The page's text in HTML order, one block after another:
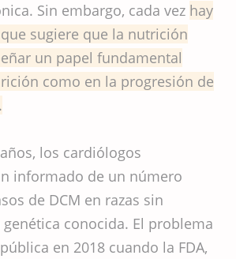
Sin embargo, cada vez hay
sugiere que la nutrición
un papel fundamental
como en la progresión de
los cardiólogos
informado de un número
de DCM en razas sin
conocida. El problema
en 2018 cuando la FDA,